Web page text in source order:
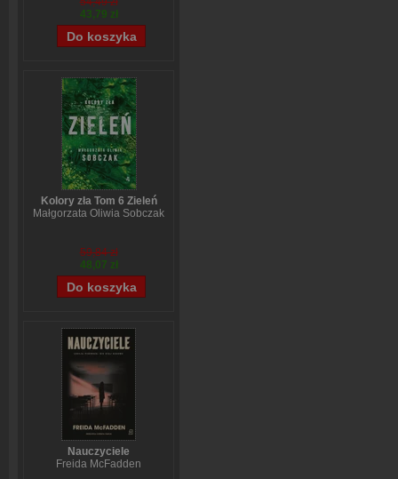
43,79 zł
Kolory zła Tom 6 Zieleń
Małgorzata Oliwia Sobczak
59,84 zł
48,07 zł
Nauczyciele
Freida McFadden